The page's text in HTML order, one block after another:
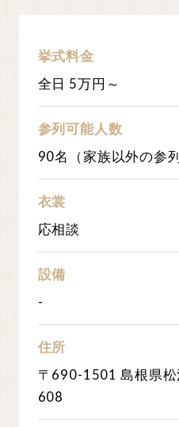
挙式料金
全日 5万円～
参列可能人数
90名（家族以外の参
衣裳
応相談
設備
-
住所
〒690-1501 島根県
608